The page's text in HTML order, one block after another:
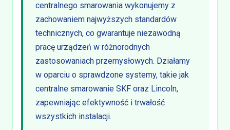
centralnego smarowania wykonujemy z
zachowaniem najwyższych standardów
technicznych, co gwarantuje niezawodną
pracę urządzeń w różnorodnych
zastosowaniach przemysłowych. Działamy
w oparciu o sprawdzone systemy, takie jak
centralne smarowanie SKF oraz Lincoln,
zapewniając efektywność i trwałość
wszystkich instalacji.